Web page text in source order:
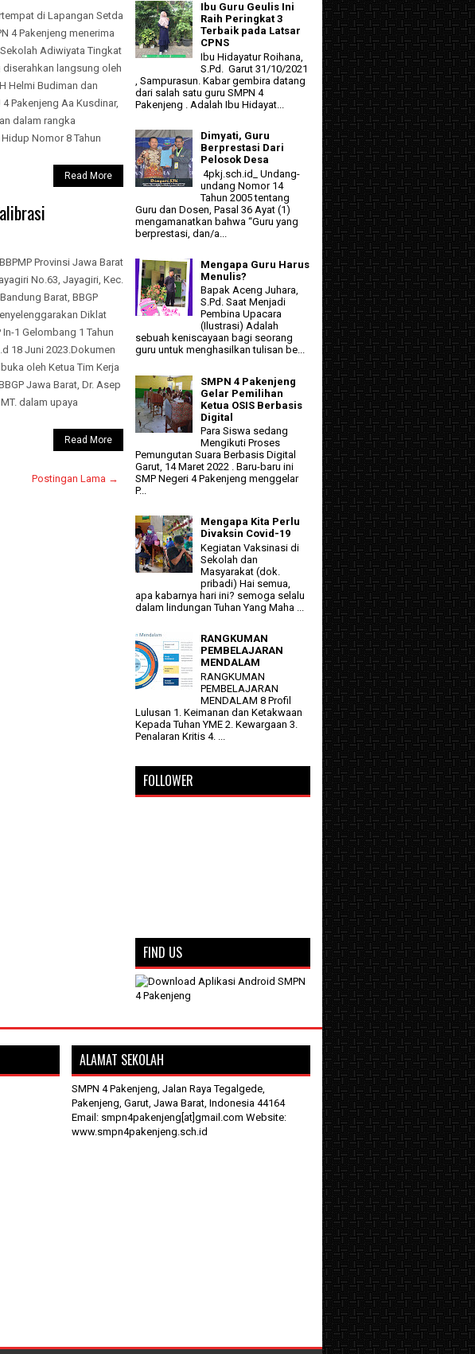
di Lapangan Setda
4 Pakenjeng menerima
Adiwiyata Tingkat
diserahkan langsung oleh
Helmi Budiman dan
Pakenjeng Aa Kusdinar,
dalam rangka
Nomor 8 Tahun
Read More
Provinsi Jawa Barat
No.63, Jayagiri, Kec.
Barat, BBGP
Diklat
1 Gelombang 1 Tahun
18 Juni 2023.Dokumen
oleh Ketua Tim Kerja
Jawa Barat, Dr. Asep
dalam upaya
Read More
Postingan Lama →
Ibu Guru Geulis Ini
Raih Peringkat 3
Terbaik pada Latsar
CPNS
Ibu Hidayatur Roihana,
S.Pd. Garut 31/10/2021
, Sampurasun. Kabar gembira datang
dari salah satu guru SMPN 4
Pakenjeng . Adalah Ibu Hidayat...
Dimyati, Guru
Berprestasi Dari
Pelosok Desa
4pkj.sch.id_ Undang-
undang Nomor 14
Tahun 2005 tentang
Guru dan Dosen, Pasal 36 Ayat (1)
mengamanatkan bahwa “Guru yang
berprestasi, dan/a...
Mengapa Guru Harus
Menulis?
Bapak Aceng Juhara,
S.Pd. Saat Menjadi
Pembina Upacara
(Ilustrasi) Adalah
sebuah keniscayaan bagi seorang
guru untuk menghasilkan tulisan be...
SMPN 4 Pakenjeng
Gelar Pemilihan
Ketua OSIS Berbasis
Digital
Para Siswa sedang
Mengikuti Proses
Pemungutan Suara Berbasis Digital
Garut, 14 Maret 2022 . Baru-baru ini
SMP Negeri 4 Pakenjeng menggelar
P...
Mengapa Kita Perlu
Divaksin Covid-19
Kegiatan Vaksinasi di
Sekolah dan
Masyarakat (dok.
pribadi) Hai semua,
apa kabarnya hari ini? semoga selalu
dalam lindungan Tuhan Yang Maha ...
RANGKUMAN
PEMBELAJARAN
MENDALAM
RANGKUMAN
PEMBELAJARAN
MENDALAM 8 Profil
Lulusan 1. Keimanan dan Ketakwaan
Kepada Tuhan YME 2. Kewargaan 3.
Penalaran Kritis 4. ...
FOLLOWER
FIND US
ALAMAT SEKOLAH
SMPN 4 Pakenjeng, Jalan Raya Tegalgede,
Pakenjeng, Garut, Jawa Barat, Indonesia 44164
Email: smpn4pakenjeng[at]gmail.com Website:
www.smpn4pakenjeng.sch.id